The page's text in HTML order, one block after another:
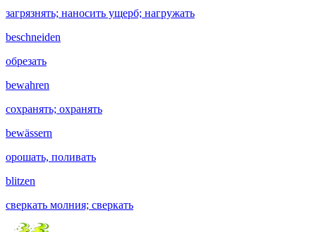
загрязнять; наносить ущерб; нагружать
beschneiden
обрезать
bewahren
сохранять; охранять
bewässern
орошать, поливать
blitzen
сверкать молния; сверкать